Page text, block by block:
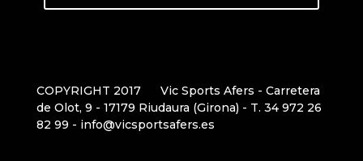
COPYRIGHT 2017
Vic Sports Afers - Carretera
de Olot, 9 - 17179 Riudaura (Girona) - T. 34 972 26
82 99 - info@vicsportsafers.es